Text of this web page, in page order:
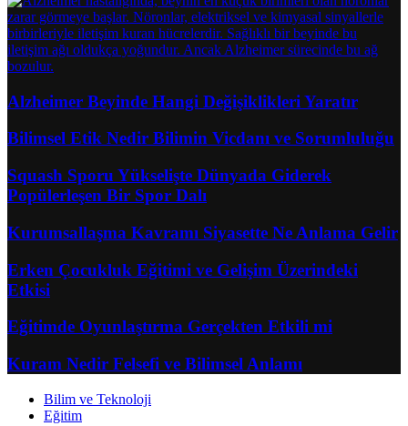
Alzheimer Beyinde Hangi Değişiklikleri Yaratır
Bilimsel Etik Nedir Bilimin Vicdanı ve Sorumluluğu
Squash Sporu Yükselişte Dünyada Giderek
Popülerleşen Bir Spor Dalı
Kurumsallaşma Kavramı Siyasette Ne Anlama Gelir
Erken Çocukluk Eğitimi ve Gelişim Üzerindeki
Etkisi
Eğitimde Oyunlaştırma Gerçekten Etkili mi
Kuram Nedir Felsefi ve Bilimsel Anlamı
Bilim ve Teknoloji
Eğitim